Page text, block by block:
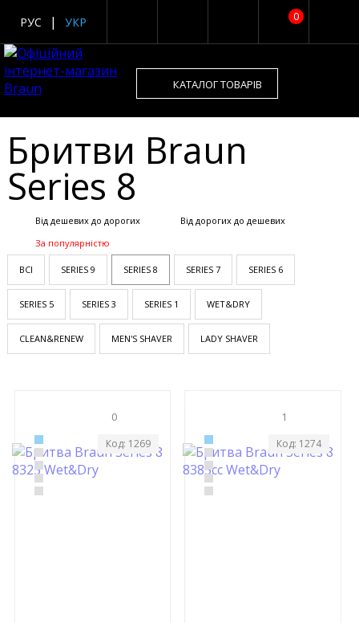
0
РУС УКР
КАТАЛОГ ТОВАРІВ
Бритви Braun
Series 8
Від дешевих до дорогих
Від дорогих до дешевих
За популярністю
ВСІ SERIES 9 SERIES 8 SERIES 7 SERIES 6
SERIES 5 SERIES 3 SERIES 1 WET&DRY
CLEAN&RENEW MEN'S SHAVER LADY SHAVER
0
Код: 1269
1
Код: 1274